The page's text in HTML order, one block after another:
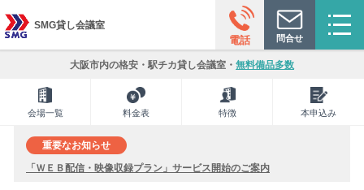
電話 問合せ
SMG貸し会議室
大阪市内の格安・駅チカ貸し会議室・ 無料備品多数
会場一覧 料金表 特徴 本申込み
重要なお知らせ
「ＷＥＢ配信・映像収録プラン」サービス開始のご案内